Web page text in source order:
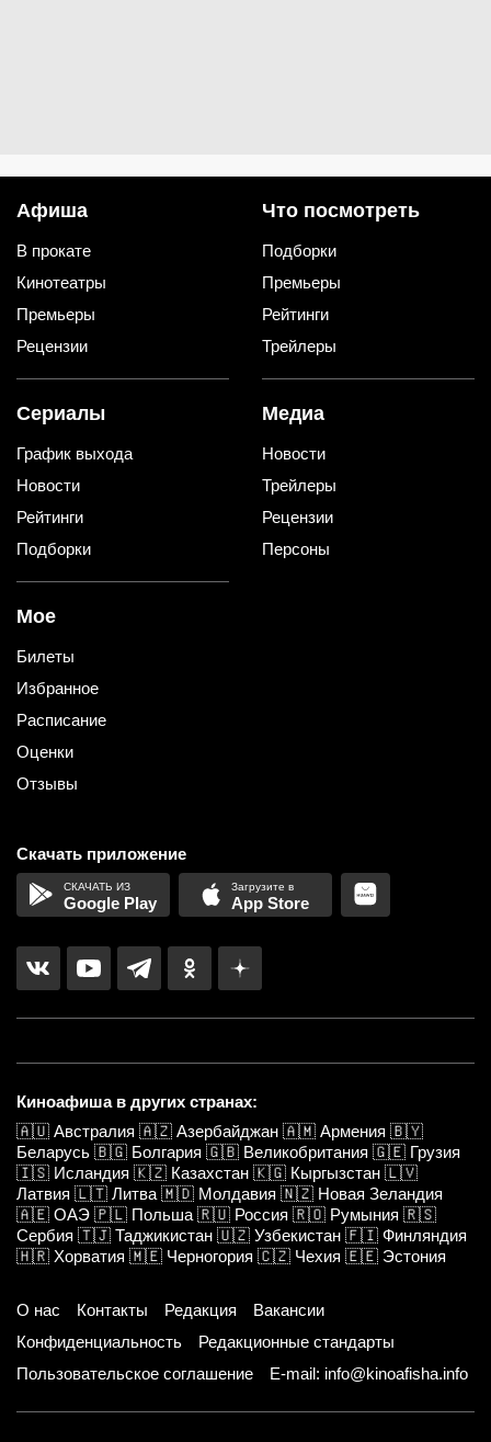
Афиша
В прокате
Кинотеатры
Премьеры
Рецензии
Что посмотреть
Подборки
Премьеры
Рейтинги
Трейлеры
Сериалы
График выхода
Новости
Рейтинги
Подборки
Медиа
Новости
Трейлеры
Рецензии
Персоны
Мое
Билеты
Избранное
Расписание
Оценки
Отзывы
Скачать приложение
Google Play App Store
Киноафиша в других странах:
🇦🇺 Австралия 🇦🇿 Азербайджан 🇦🇲 Армения 🇧🇾
Беларусь 🇧🇬 Болгария 🇬🇧 Великобритания 🇬🇪 Грузия
🇮🇸 Исландия 🇰🇿 Казахстан 🇰🇬 Кыргызстан 🇱🇻
Латвия 🇱🇹 Литва 🇲🇩 Молдавия 🇳🇿 Новая Зеландия
🇦🇪 ОАЭ 🇵🇱 Польша 🇷🇺 Россия 🇷🇴 Румыния 🇷🇸
Сербия 🇹🇯 Таджикистан 🇺🇿 Узбекистан 🇫🇮 Финляндия
🇭🇷 Хорватия 🇲🇪 Черногория 🇨🇿 Чехия 🇪🇪 Эстония
О нас Контакты Редакция
Вакансии
Конфиденциальность
Редакционные стандарты
Пользовательское соглашение
E-mail: info@kinoafisha.info